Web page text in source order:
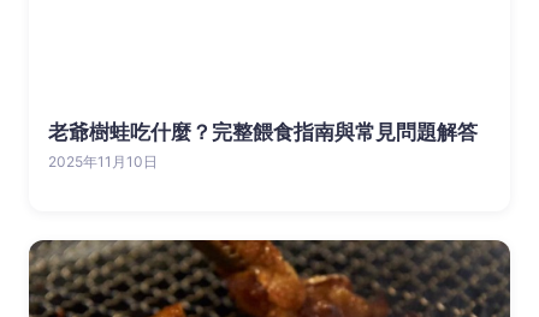
老爺樹蛙吃什麼？完整餵食指南與常見問題解答
2025年11月10日